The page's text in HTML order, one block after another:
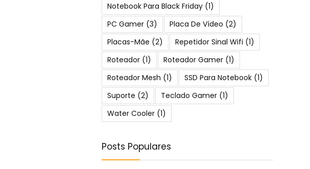
Notebook Para Black Friday (1)
PC Gamer (3) Placa De Vídeo (2)
Placas-Mãe (2) Repetidor Sinal Wifi (1)
Roteador (1) Roteador Gamer (1)
Roteador Mesh (1) SSD Para Notebook (1)
Suporte (2) Teclado Gamer (1)
Water Cooler (1)
Posts Populares